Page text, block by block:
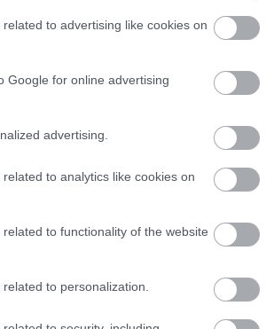
to advertising like cookies on
Google for online advertising
advertising.
to analytics like cookies on
to functionality of the website
to personalization.
a redukált „Egy a
Július 27-
az ő székelyföldi
enyhén szólva a
Tovább
,Werbőczy